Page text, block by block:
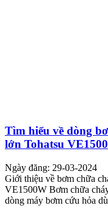
Tìm hiểu về dòng
lớn Tohatsu
Ngày đăng: 29-03-2024
Giới thiệu về bơm chữa
VE1500W Bơm chữa
dòng máy bơm cứu hỏa